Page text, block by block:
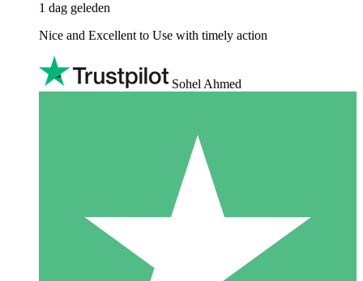
1 dag geleden
Nice and Excellent to Use with timely action
Sohel Ahmed